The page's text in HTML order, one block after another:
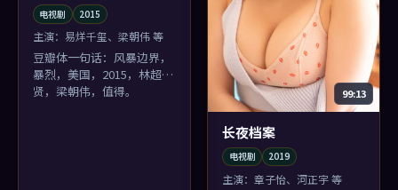
电视剧 2015
主演： 易烊千玺、梁朝伟 等
豆瓣体一句话：风暴边界，
暴烈，美国，2015，林超
贤，梁朝伟，值得。
99:13
长夜档案
电视剧 2019
主演：章子怡、河正宇 等